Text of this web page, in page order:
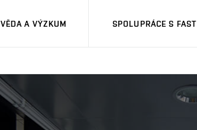
VĚDA A VÝZKUM SPOLUPRÁCE S FAST